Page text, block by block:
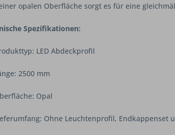
opalen Oberfläche sorgt es für eine
Spezifikationen:
LED Abdeckprofil
2500 mm
Opal
Ohne Leuchtenprofil, Endkappenset